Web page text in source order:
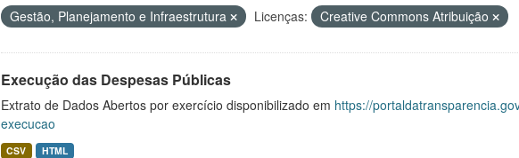
Gestão, Planejamento e Infraestrutura
Licenças: Creative Commons Atribuição
Execução das Despesas Públicas
Extrato de Dados Abertos por exercício disponibilizado em https://
execucao
CSV HTML